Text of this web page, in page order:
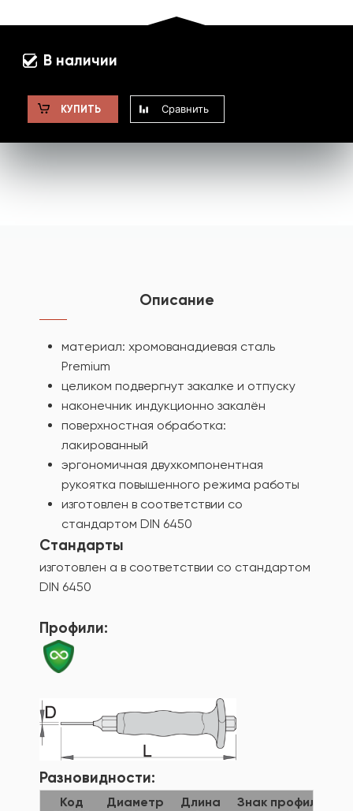
В наличии
КУПИТЬ Сравнить
Описание
материал: хромованадиевая сталь
Premium
целиком подвергнут закалке и отпуску
наконечник индукционно закалён
поверхностная обработка:
лакированный
эргономичная двухкомпонентная
рукоятка повышенного режима работы
изготовлен в соответствии со
стандартом DIN 6450
Стандарты
изготовлен а в соответствии со стандартом
DIN 6450
Профили:
Разновидности:
Код Диаметр Длина Знак профиля HX